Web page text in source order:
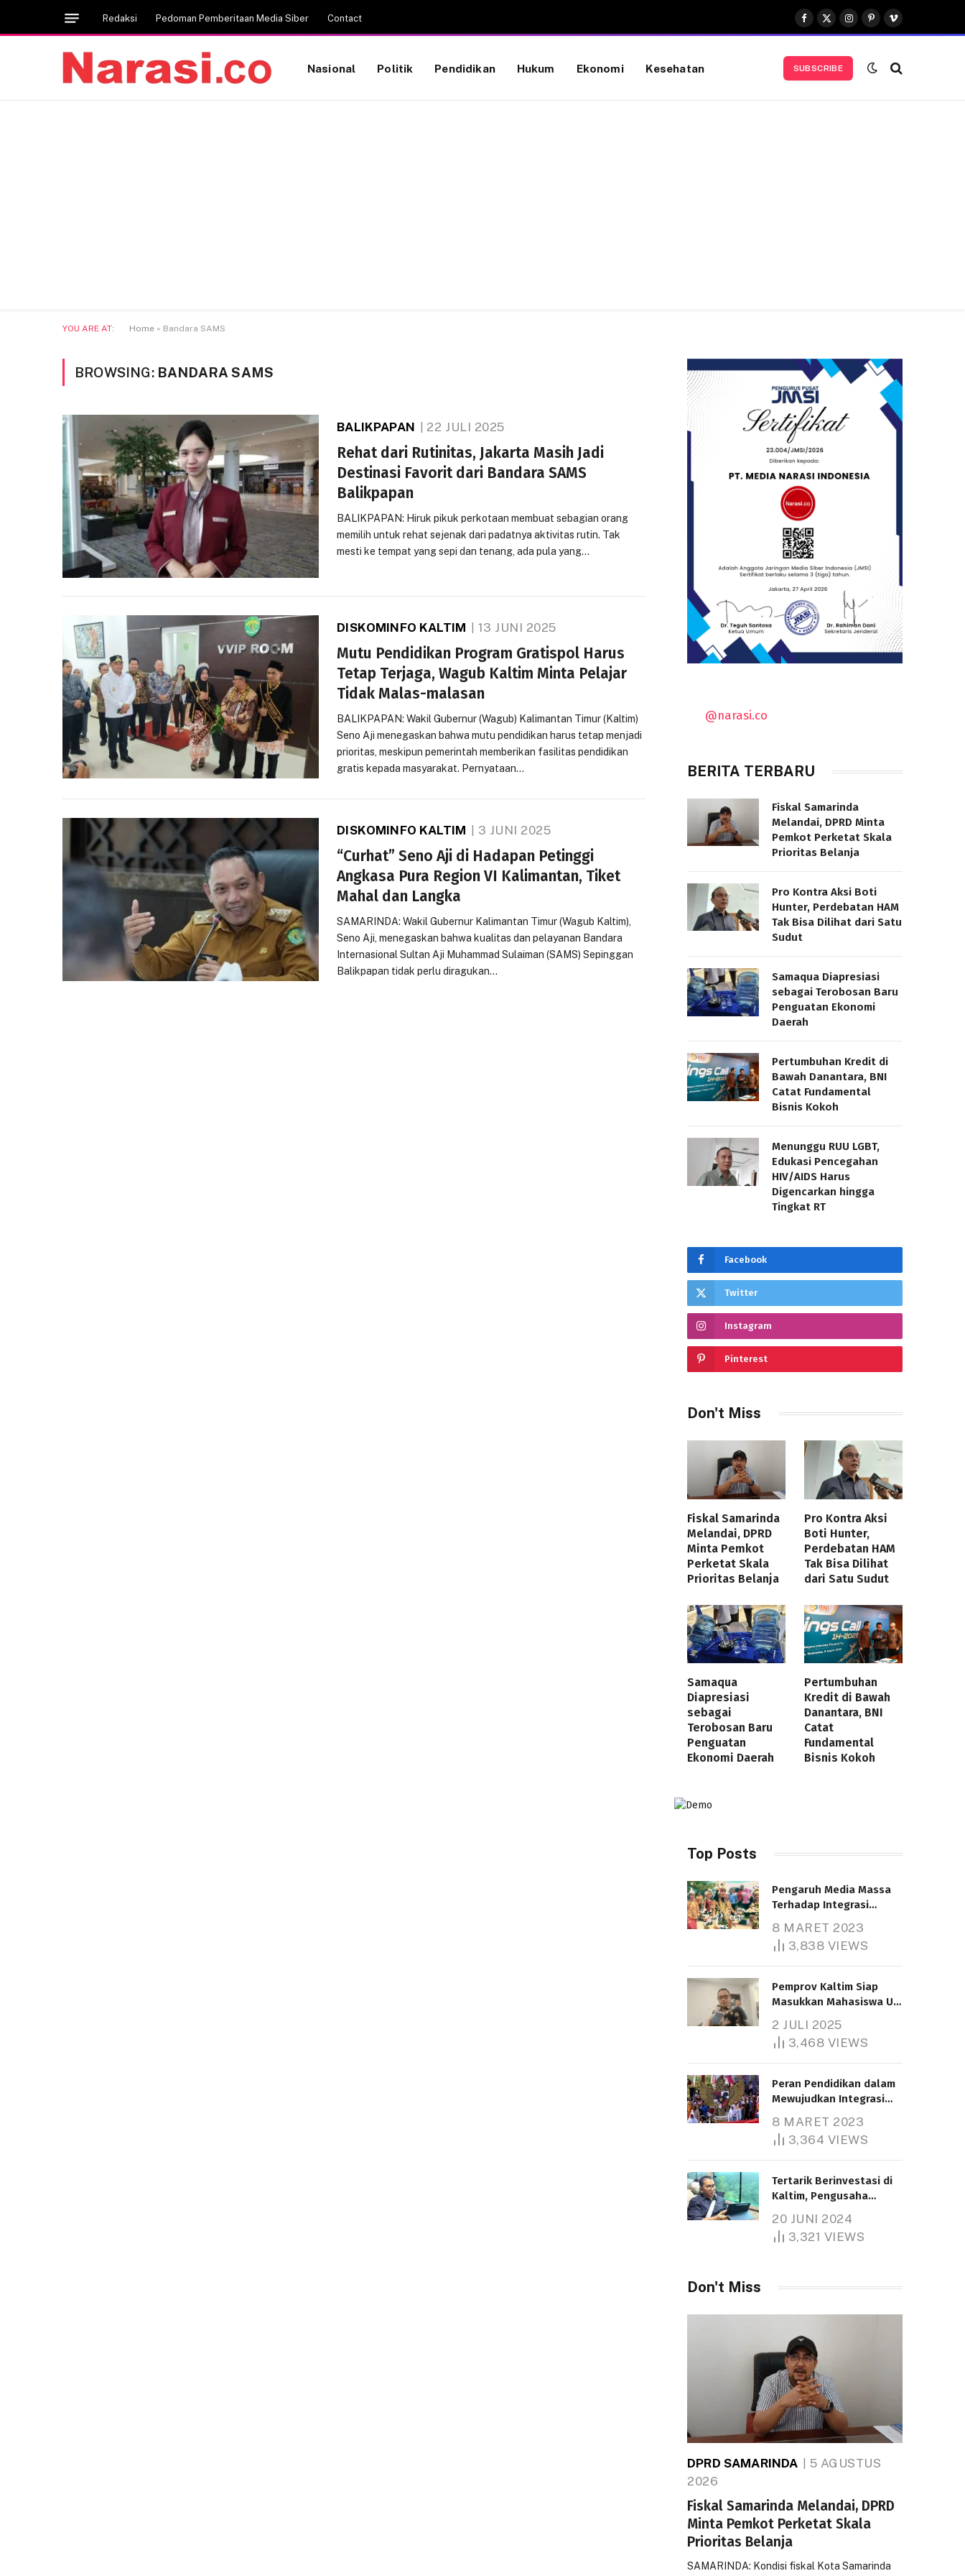
Redaksi Pedoman Pemberitaan Media Siber Contact
Facebook
X
(Twitter)
Instagram
Pinterest
Vimeo
Nasional Politik Pendidikan Hukum Ekonomi Kesehatan SUBSCRIBE
YOU ARE AT: Home » Bandara SAMS
BROWSING: BANDARA SAMS
BALIKPAPAN 22 JULI 2025
Rehat dari Rutinitas, Jakarta Masih Jadi
Destinasi Favorit dari Bandara SAMS
Balikpapan
BALIKPAPAN: Hiruk pikuk perkotaan membuat sebagian orang
memilih untuk rehat sejenak dari padatnya aktivitas rutin. Tak
mesti ke tempat yang sepi dan tenang, ada pula yang…
DISKOMINFO KALTIM 13 JUNI 2025
Mutu Pendidikan Program Gratispol Harus
Tetap Terjaga, Wagub Kaltim Minta Pelajar
Tidak Malas-malasan
BALIKPAPAN: Wakil Gubernur (Wagub) Kalimantan Timur (Kaltim)
Seno Aji menegaskan bahwa mutu pendidikan harus tetap menjadi
prioritas, meskipun pemerintah memberikan fasilitas pendidikan
gratis kepada masyarakat. Pernyataan…
DISKOMINFO KALTIM 3 JUNI 2025
“Curhat” Seno Aji di Hadapan Petinggi
Angkasa Pura Region VI Kalimantan, Tiket
Mahal dan Langka
SAMARINDA: Wakil Gubernur Kalimantan Timur (Wagub Kaltim),
Seno Aji, menegaskan bahwa kualitas dan pelayanan Bandara
Internasional Sultan Aji Muhammad Sulaiman (SAMS) Sepinggan
Balikpapan tidak perlu diragukan…
@narasi.co
BERITA TERBARU
Fiskal Samarinda
Melandai, DPRD Minta
Pemkot Perketat Skala
Prioritas Belanja
Pro Kontra Aksi Boti
Hunter, Perdebatan HAM
Tak Bisa Dilihat dari Satu
Sudut
Samaqua Diapresiasi
sebagai Terobosan Baru
Penguatan Ekonomi
Daerah
Pertumbuhan Kredit di
Bawah Danantara, BNI
Catat Fundamental
Bisnis Kokoh
Menunggu RUU LGBT,
Edukasi Pencegahan
HIV/AIDS Harus
Digencarkan hingga
Tingkat RT
Facebook
Twitter
Instagram
Pinterest
Don't Miss
Fiskal Samarinda
Melandai, DPRD
Minta Pemkot
Perketat Skala
Prioritas Belanja
Pro Kontra Aksi
Boti Hunter,
Perdebatan HAM
Tak Bisa Dilihat
dari Satu Sudut
Samaqua
Diapresiasi
sebagai
Terobosan Baru
Penguatan
Ekonomi Daerah
Pertumbuhan
Kredit di Bawah
Danantara, BNI
Catat
Fundamental
Bisnis Kokoh
Top Posts
Pengaruh Media Massa
Terhadap Integrasi
8 MARET 2023
3,838 VIEWS
Pemprov Kaltim Siap
Masukkan Mahasiswa UT
Bantuan Pendidikan
Gratispol
2 JULI 2025
3,468 VIEWS
Peran Pendidikan dalam
Mewujudkan Integrasi
8 MARET 2023
3,364 VIEWS
Tertarik Berinvestasi di
Kaltim, Pengusaha
1.000 Hektare
20 JUNI 2024
3,321 VIEWS
Don't Miss
DPRD SAMARINDA
5 AGUSTUS
2026
Fiskal Samarinda Melandai, DPRD
Minta Pemkot Perketat Skala
Prioritas Belanja
SAMARINDA: Kondisi fiskal Kota Samarinda